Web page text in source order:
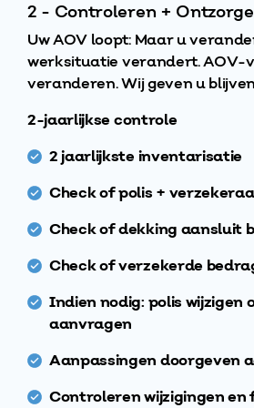
2 - Controleren +
Uw AOV loopt: Maar u
werksituatie verandert. AOV-
veranderen. Wij geven u
2-jaarlijkse controle
2 jaarlijkste inventarisatie
Check of polis +
Check of dekking aansluit
Check of verzekerde
Indien nodig: polis wijzigen
aanvragen
Aanpassingen doorgeven
Controleren wijzigingen